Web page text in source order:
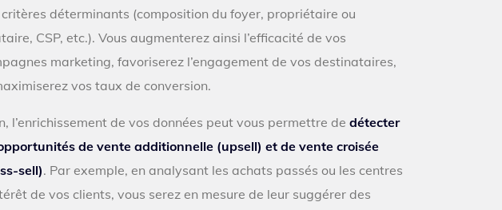
déterminants (composition du foyer, propriétaire ou
CSP, etc.). Vous augmenterez ainsi l’efficacité de vos
marketing, favoriserez l’engagement de vos destinataires,
vos taux de conversion.
l’enrichissement de vos données peut vous permettre de détecter
de vente additionnelle (upsell) et de vente croisée
sell). Par exemple, en analysant les achats passés ou les centres
de vos clients, vous serez en mesure de leur suggérer des